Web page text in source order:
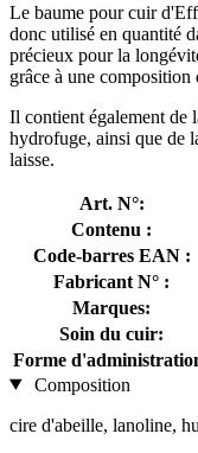
Le baume pour cuir
donc utilisé en quantité
précieux pour la
grâce à une
Il contient également de
hydrofuge, ainsi que de
laisse.
Art. N°:
Contenu :
Code-barres EAN :
Fabricant N° :
Marques:
Soin du cuir:
Forme
Composition
cire d'abeille, lanoline,